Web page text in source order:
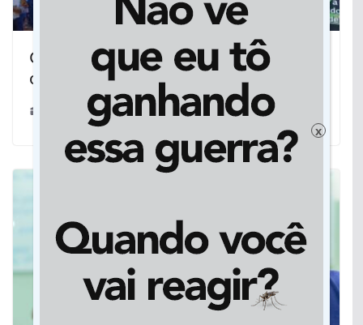
Governo de MS entrega pacote de
obras em Bonito
25/04/2026
x